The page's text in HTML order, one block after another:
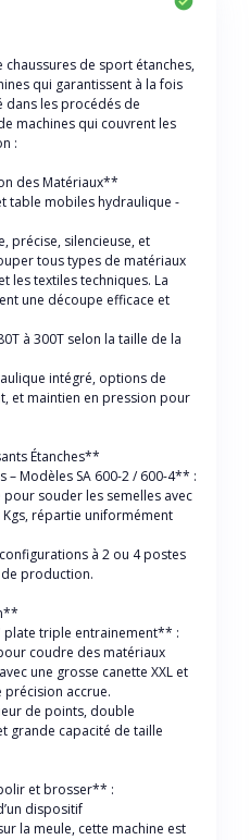
de sport étanches,
qui garantissent à la fois
les procédés de
machines qui couvrent les
:
des Matériaux**
table mobiles hydraulique -
précise, silencieuse, et
tous types de matériaux
les textiles techniques. La
une découpe efficace et
à 300T selon la taille de la
intégré, options de
et maintien en pression pour
Étanches**
Modèles SA 600-2 / 600-4** :
souder les semelles avec
répartie uniformément
à 2 ou 4 postes
production.
triple entrainement** :
coudre des matériaux
une grosse canette XXL et
accrue.
de points, double
grande capacité de taille
et brosser** :
dispositif
la meule, cette machine est